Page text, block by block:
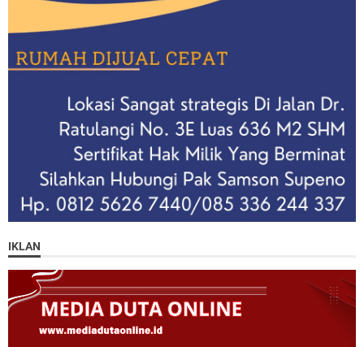
IKLAN